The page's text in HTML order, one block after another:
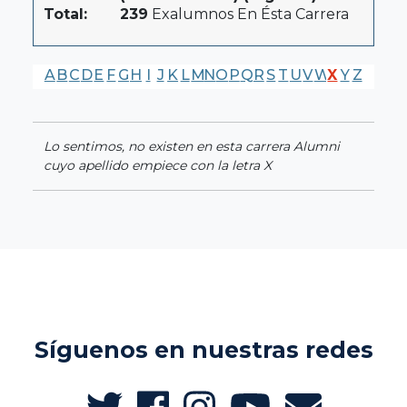
Total:
239 Exalumnos En Ésta Carrera
A BC DE F G H I J K LMNO PQR S T UVWXY Z
Lo sentimos, no existen en esta carrera Alumni
cuyo apellido empiece con la letra X
Síguenos en nuestras redes